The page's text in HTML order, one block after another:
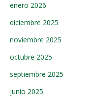
enero 2026
diciembre 2025
noviembre 2025
octubre 2025
septiembre 2025
junio 2025